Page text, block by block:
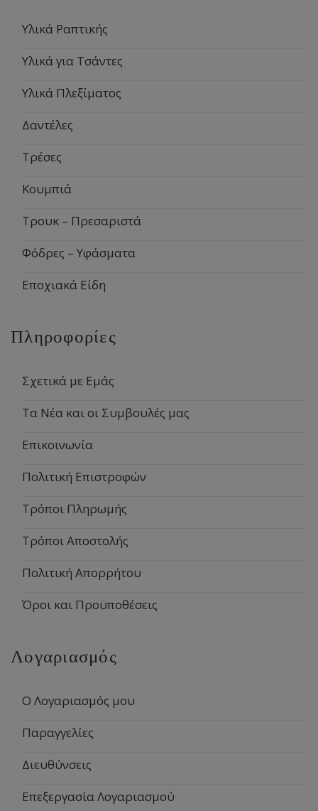
Υλικά Ραπτικής
Υλικά για Τσάντες
Υλικά Πλεξίματος
Δαντέλες
Τρέσες
Κουμπιά
Τρουκ – Πρεσαριστά
Φόδρες – Υφάσματα
Εποχιακά Είδη
Πληροφορίες
Σχετικά με Εμάς
Τα Νέα και οι Συμβουλές μας
Επικοινωνία
Πολιτική Επιστροφών
Τρόποι Πληρωμής
Τρόποι Αποστολής
Πολιτική Απορρήτου
Όροι και Προϋποθέσεις
Λογαριασμός
Ο Λογαριασμός μου
Παραγγελίες
Διευθύνσεις
Επεξεργασία Λογαριασμού